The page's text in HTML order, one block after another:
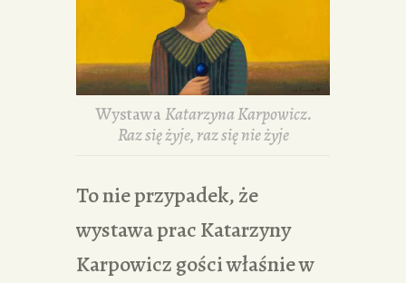
WystawaKatarzyna Karpowicz.
Raz się żyje, raz się nie żyje
To nie przypadek, że
wystawa prac Katarzyny
Karpowicz gości właśnie w